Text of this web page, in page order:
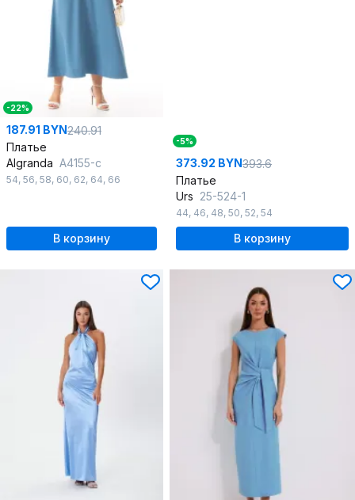
-22%
187.91 BYN240.91
Платье
Algranda А4155-с
54, 56, 58, 60, 62, 64, 66
В корзину
-5%
373.92 BYN393.6
Платье
Urs 25-524-1
44, 46, 48, 50, 52, 54
В корзину